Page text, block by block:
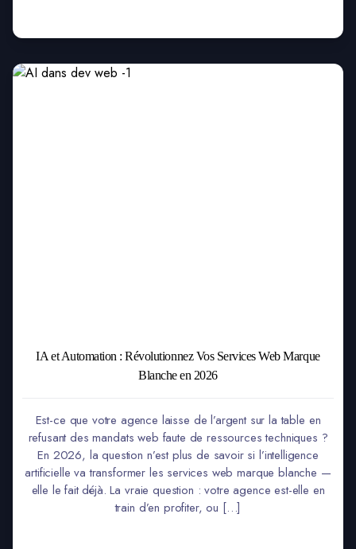
IA et Automation : Révolutionnez Vos Services Web Marque
Blanche en 2026
Est-ce que votre agence laisse de l’argent sur la table en
refusant des mandats web faute de ressources techniques ?
En 2026, la question n’est plus de savoir si l’intelligence
artificielle va transformer les services web marque blanche —
elle le fait déjà. La vraie question : votre agence est-elle en
train d’en profiter, ou […]